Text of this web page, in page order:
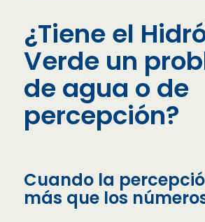
¿Tiene el
Verde un
de agua o de
percepción?
Cuando la
más que los